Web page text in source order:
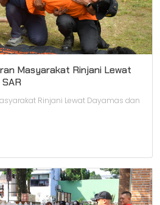
Masyarakat Rinjani Lewat
Rinjani Lewat Dayamas dan